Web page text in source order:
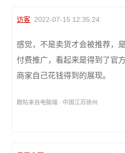
访客 2022-07-15 12:35:24
感觉，不是卖货才会被推荐，
付费推广，看起来是得到了官
商家自己花钱得到的展现。
跟帖来自电脑端 · 中国江苏徐州